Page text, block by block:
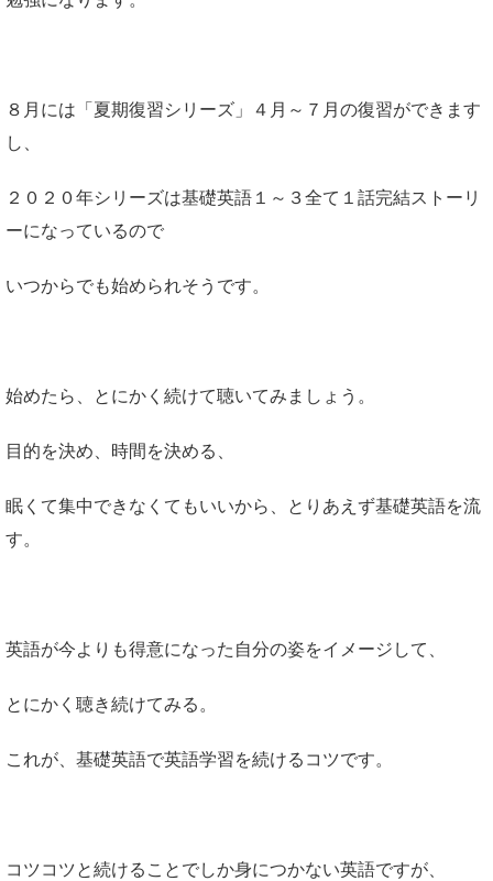
８月には「夏期復習シリーズ」４月～７月の復習ができます
し、
２０２０年シリーズは基礎英語１～３全て１話完結ストーリ
ーになっているので
いつからでも始められそうです。
始めたら、とにかく続けて聴いてみましょう。
目的を決め、時間を決める、
眠くて集中できなくてもいいから、とりあえず基礎英語を流
す。
英語が今よりも得意になった自分の姿をイメージして、
とにかく聴き続けてみる。
これが、基礎英語で英語学習を続けるコツです。
コツコツと続けることでしか身につかない英語ですが、